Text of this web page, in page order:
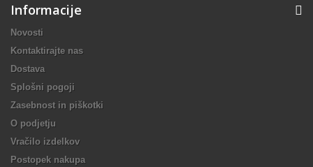
Informacije
Novosti
Kontaktirajte nas
Dostava
Splošni pogoji
Zasebnost in piškotki
O podjetju
Vračilo izdelkov
Postopek nakupa